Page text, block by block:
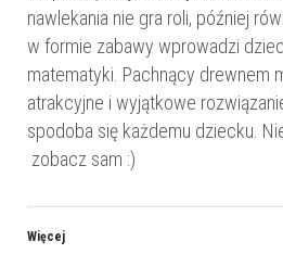
nawlekania nie gra roli, później
w formie zabawy wprowadzi
matematyki. Pachnący drewnem
atrakcyjne i wyjątkowe
spodoba się każdemu dziecku.
zobacz sam :)
Więcej